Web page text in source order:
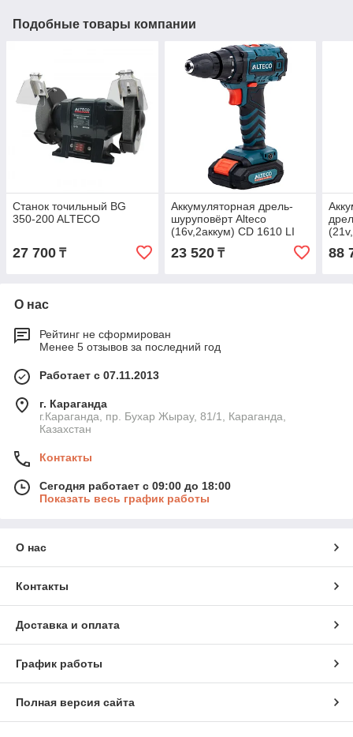
Подобные товары компании
Станок точильный BG
350-200 ALTECO
27 700 ₸
Аккумуляторная дрель-
шуруповёрт Alteco
(16v,2аккум) CD 1610 LI
23 520₸ 88
О нас
Рейтинг не сформирован
Менее 5 отзывов за последний год
Работает с 07.11.2013
г. Караганда
г.Караганда, пр. Бухар Жырау, 81/1, Караганда,
Казахстан
Контакты
Сегодня работает с 09:00 до 18:00
Показать весь график работы
О нас
Контакты
Доставка и оплата
График работы
Полная версия сайта